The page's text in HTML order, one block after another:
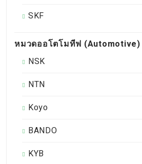
SKF
หมวดออโตโมทีฟ (Automotive)
NSK
NTN
Koyo
BANDO
KYB